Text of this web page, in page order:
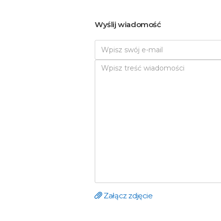
Wyślij wiadomość
Załącz zdjęcie